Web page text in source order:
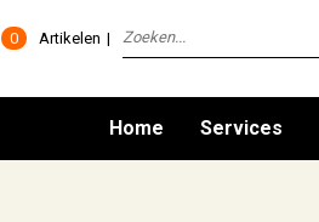
0 Artikelen
Home Services